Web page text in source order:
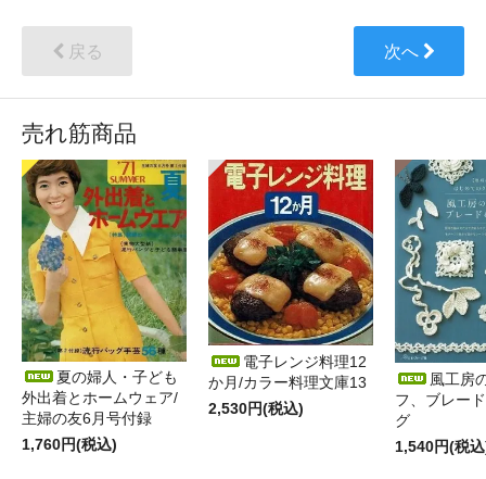
戻る 次へ
売れ筋商品
夏の婦人・子ども
外出着とホームウェア/
主婦の友6月号付録
1,760円(税込)
電子レンジ料理12
か月/カラー料理文庫13
2,530円(税込)
風工房
フ、ブレー
グ
1,540円(税